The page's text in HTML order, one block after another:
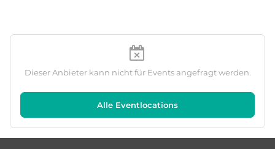
Dieser Anbieter kann nicht für Events angefragt werden.
Alle Eventlocations